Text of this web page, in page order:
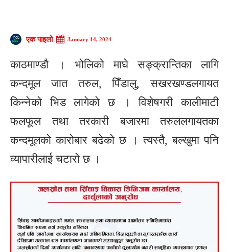
एक पाइलो January 14, 2024
काठमाण्डौ । भोलिको माघे सङ्क्रान्तिका लागि
कन्दमूल जात तरुल, पिँडालु, सखरखण्डलगायत
किन्नेको भिड लागेको छ । विशेषगरी कालीमाटी
फलफूल तथा तरकारी बजारमा तरुललगायतका
कन्दमूलको कारोबार बढेको छ । त्यस्तै, बल्खुमा पनि
व्यापारीलाई चटारो छ ।